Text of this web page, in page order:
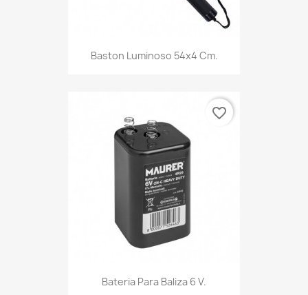
Baston Luminoso 54x4 Cm.
Bateria Para Baliza 6 V.
favorite_border